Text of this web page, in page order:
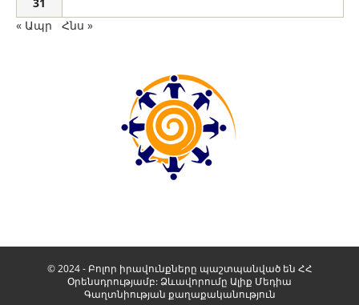
« Ապր
Հնս »
© 2024 - Բոլոր իրավունքները պաշտպանված են ՀՀ
Օրենսդրությամբ: Ձևավորումը Ալիք Մեդիա
Գաղտնիության քաղաքականություն